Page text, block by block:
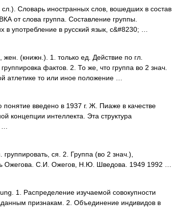
Словарь иностранных слов, вошедших в состав
от слова группа. Составление группы.
употребление в русский язык, с&#8230; …
(книжн.). 1. только ед. Действие по гл.
фактов. 2. То же, что группа во 2 знач.
атлетике то или иное положение …
понятие введено в 1937 г. Ж. Пиаже в качестве
концепции интеллекта. Эта структура
ся. 2. Группа (во 2 знач.),
Ожегова. С.И. Ожегов, Н.Ю. Шведова. 1949 1992 …
1. Распределение изучаемой совокупности
признакам. 2. Объединение индивидов в